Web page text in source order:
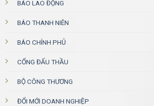
BÁO LAO ĐỘNG
BÁO THANH NIÊN
BÁO CHÍNH PHỦ
CỔNG ĐẤU THẦU
BỘ CÔNG THƯƠNG
ĐỔI MỚI DOANH NGHIỆP